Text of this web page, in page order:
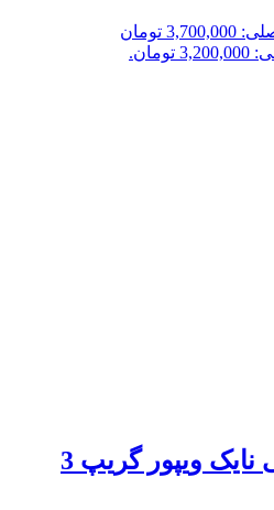
قیمت اصلی: 3,700,000 تومان
ویپور گریپ 3